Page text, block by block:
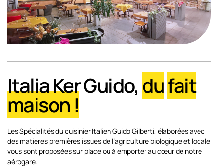
Italia Ker Guido, dufait
maison !
Les Spécialités du cuisinier Italien Guido Gilberti, élaborées avec
des matières premières issues de l’agriculture biologique et locale
vous sont proposées sur place ou à emporter au cœur de notre
aérogare.